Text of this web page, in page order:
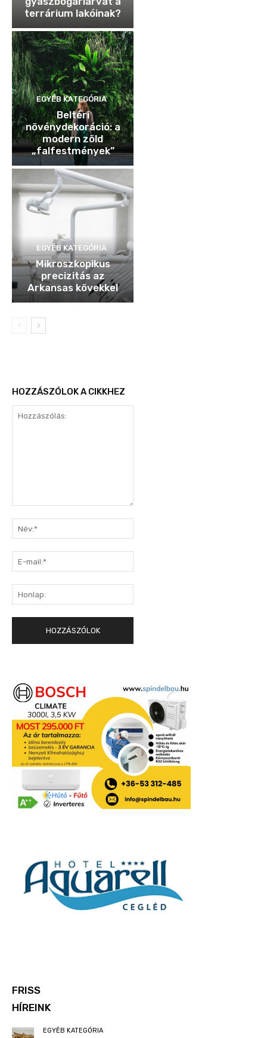
terrárium lakóinak?
EGYÉB KATEGÓRIA
Beltéri
növénydekoráció: a
modern zöld
„falfestmények”
EGYÉB KATEGÓRIA
Mikroszkopikus
precizitás az
Arkansas kövekkel
HOZZÁSZÓLOK A CIKKHEZ
mail:*
FRISS
HÍREINK
EGYÉB KATEGÓRIA